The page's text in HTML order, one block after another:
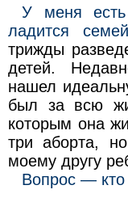
У меня есть
ладится
трижды
детей.
нашел
был за всю
которым она
три аборта,
моему другу
Вопрос —